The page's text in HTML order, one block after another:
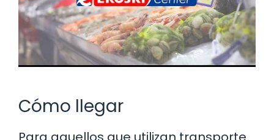
Cómo llegar